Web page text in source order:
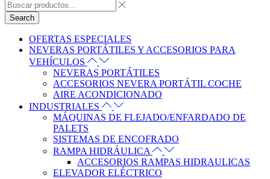
Search
OFERTAS ESPECIALES
NEVERAS PORTÁTILES Y ACCESORIOS PARA
VEHÍCULOS
NEVERAS PORTÁTILES
ACCESORIOS NEVERA PORTÁTIL COCHE
AIRE ACONDICIONADO
INDUSTRIALES
MÁQUINAS DE FLEJADO/ENFARDADO DE
PALETS
SISTEMAS DE ENCOFRADO
RAMPA HIDRÁULICA
ACCESORIOS RAMPAS HIDRAULICAS
ELEVADOR ELÉCTRICO